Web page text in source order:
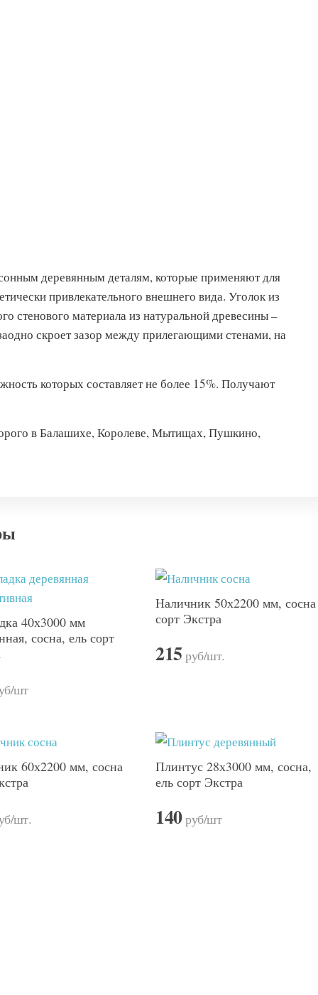
деревянным деталям, которые применяют для
привлекательного внешнего вида. Уголок из
стенового материала из натуральной древесины –
скроет зазор между прилегающими стенами, на
которых составляет не более 15%. Получают
в Балашихе, Королеве, Мытищах, Пушкино,
40х3000 мм
сосна, ель сорт
/шт
Наличник 50х2200 мм, сосна
сорт Экстра
215 руб/шт.
60х2200 мм, сосна
/шт.
Плинтус 28х3000 мм, сосна,
ель сорт Экстра
140руб/шт